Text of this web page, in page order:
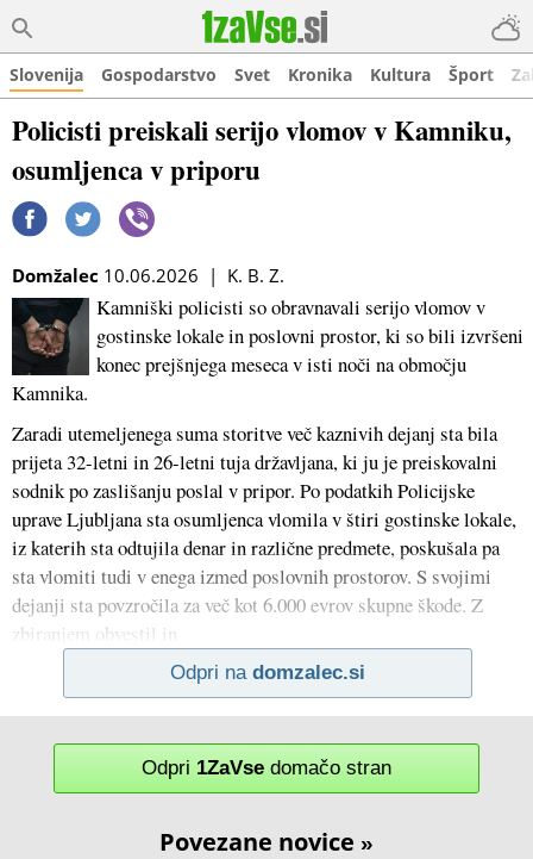
Slovenija Gospodarstvo Svet Kronika Kultura Šport
Policisti preiskali serijo vlomov v Kamniku,
osumljenca v priporu
Domžalec 10.06.2026 | K. B. Z.
Kamniški policisti so obravnavali serijo vlomov v
gostinske lokale in poslovni prostor, ki so bili izvršeni
konec prejšnjega meseca v isti noči na območju
Kamnika.
Zaradi utemeljenega suma storitve več kaznivih dejanj sta bila
prijeta 32-letni in 26-letni tuja državljana, ki ju je preiskovalni
sodnik po zaslišanju poslal v pripor. Po podatkih Policijske
uprave Ljubljana sta osumljenca vlomila v štiri gostinske lokale,
iz katerih sta odtujila denar in različne predmete, poskušala pa
sta vlomiti tudi v enega izmed poslovnih prostorov. S svojimi
dejanji sta povzročila za več kot 6.000 evrov skupne škode. Z
zbiranjem obvestil in
Odpri na domzalec.si
Odpri 1ZaVse domačo stran
Povezane novice »